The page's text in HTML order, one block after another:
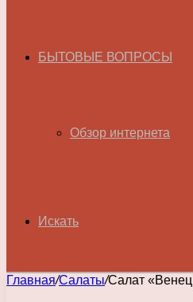
БЫТОВЫЕ ВОПРОСЫ
Обзор интернета
Искать
Главная/Салаты/Салат